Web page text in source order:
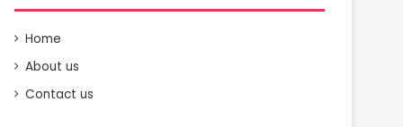
Home
About us
Contact us